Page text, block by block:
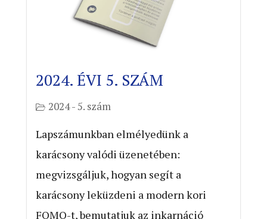
2024. ÉVI 5. SZÁM
2024 - 5. szám
Lapszámunkban elmélyedünk a
karácsony valódi üzenetében:
megvizsgáljuk, hogyan segít a
karácsony leküzdeni a modern kori
FOMO-t, bemutatjuk az inkarnáció